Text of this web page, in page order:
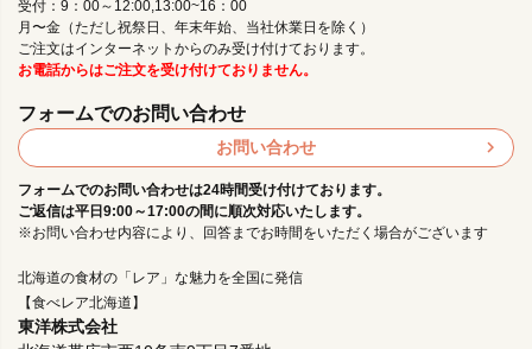
北海道の食材の「レア」な魅力を全国に発信
【食べレア北海道】
東洋株式会社
受付：9：00～12:00,13:00~16：00
月〜金（ただし祝祭日、年末年始、当社休業日を除く）
ご注文はインターネットからのみ受け付けております。
お電話からはご注文を受け付けておりません。
フォームでのお問い合わせ
お問い合わせ
フォームでのお問い合わせは24時間受け付けております。
ご返信は平日9:00～17:00の間に順次対応いたします。
※お問い合わせ内容により、回答までお時間をいただく場合がございます